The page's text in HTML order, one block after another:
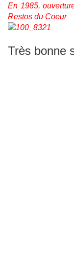
En 1985,
Restos du Coeur
Très bonne